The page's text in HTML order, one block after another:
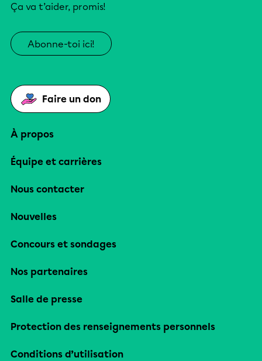
Ça va t’aider, promis!
Abonne-toi ici!
Faire un don
À propos
Équipe et carrières
Nous contacter
Nouvelles
Concours et sondages
Nos partenaires
Salle de presse
Protection des renseignements personnels
Conditions d’utilisation